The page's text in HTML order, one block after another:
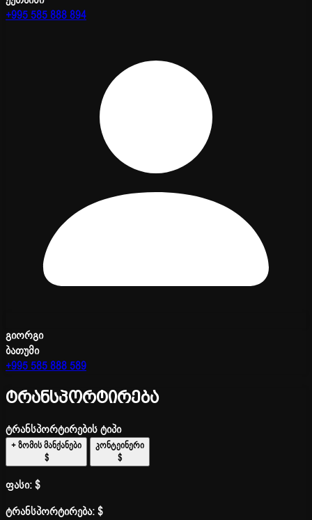
+995 585 888 894
გიორგი
ბათუმი
+995 585 888 589
ტრანსპორტირება
ტრანსპორტირების ტიპი
+ ზომის მანქანები
$
კონტეინერი
$
ფასი:$
ტრანსპორტირება:$